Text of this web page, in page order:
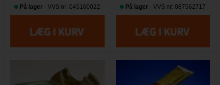
På lager - VVS nr: 045160022
På lager - VVS nr: 087562717